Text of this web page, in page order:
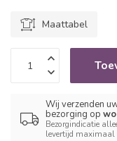
Maattabel
Wij verzenden
bezorging op
Bezorgindicatie
levertijd maximaal